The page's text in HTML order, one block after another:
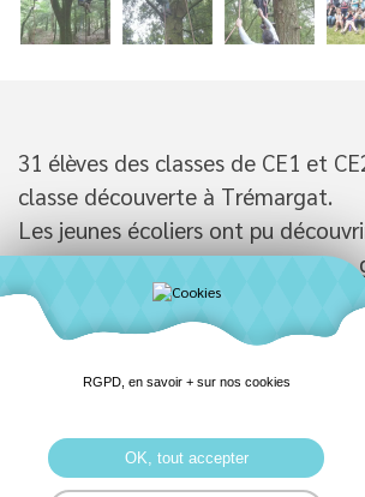
31 élèves des classes de CE1 et
classe découverte à Trémargat.
Les jeunes écoliers ont pu
pêche, la course d'orientation et...
arbres.
Ils ont également participé à une
en forêt... autour des Korrigans
tentes.
Un séjour riche et varié,
RGPD, en savoir + sur nos cookies
OK, tout accepter